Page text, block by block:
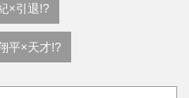
×引退!?
平×天才!?